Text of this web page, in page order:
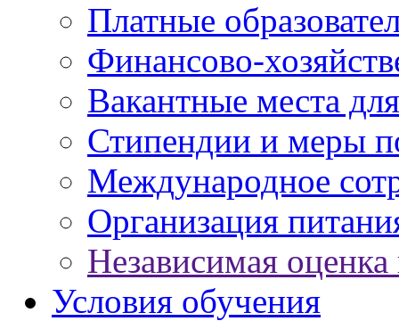
Платные
Финансово-
Вакантные места
Стипендии и меры
Международное
Организация
Независимая оценка
Условия обучения